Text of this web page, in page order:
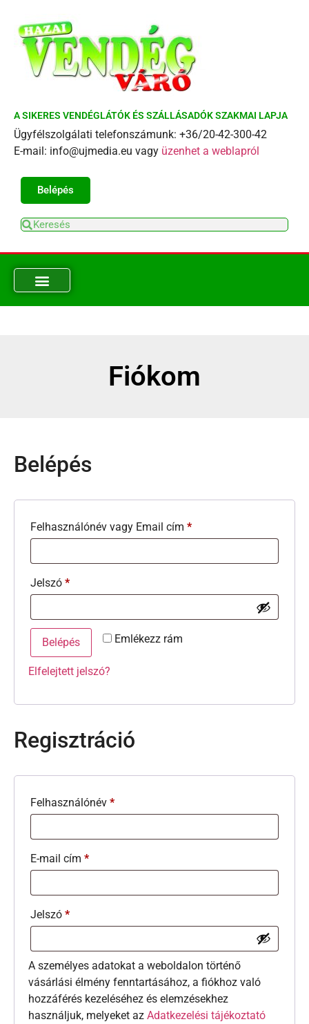
A SIKERES VENDÉGLÁTÓK ÉS SZÁLLÁSADÓK SZAKMAI LAPJA
Ügyfélszolgálati telefonszámunk: +36/20-42-300-42
E-mail: info@ujmedia.eu vagy üzenhet a weblapról
Belépés
Fiókom
Belépés
Felhasználónév vagy Email cím *
Jelszó *
Emlékezz rám
Belépés
Elfelejtett jelszó?
Regisztráció
Felhasználónév *
E-mail cím *
Jelszó *
A személyes adatokat a weboldalon történő
vásárlási élmény fenntartásához, a fiókhoz való
hozzáférés kezeléséhez és elemzésekhez
használjuk, melyeket az Adatkezelési tájékoztató